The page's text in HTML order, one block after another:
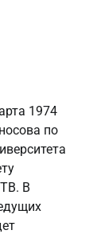
1974
по
В